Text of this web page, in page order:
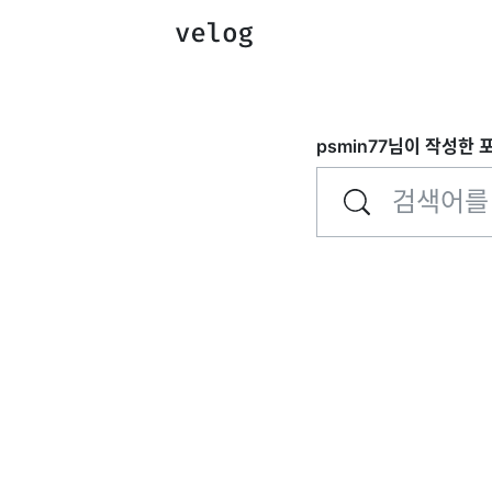
psmin77님이 작성한